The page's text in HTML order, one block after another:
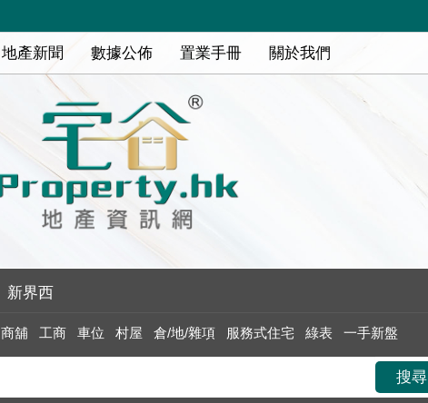
地產新聞 數據公佈 置業手冊 關於我們
新界西
商舖 工商 車位 村屋 倉/地/雜項 服務式住宅 綠表 一手新盤
搜尋